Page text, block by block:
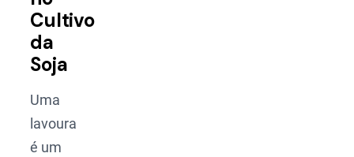
Cultivo
da
Soja
Uma
lavoura
é um